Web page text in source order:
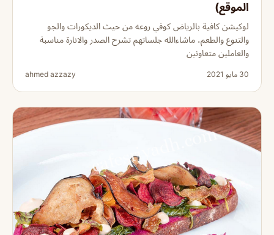
الموقع)
لوكيشن كافية بالرياض كوفي روعه من حيث الديكورات والجو
والتنوع والطعم، ماشاءالله جلساتهم تشرح الصدر والانارة مناسبة
والعاملين متعاونين
30 مايو 2021 ahmed azzazy